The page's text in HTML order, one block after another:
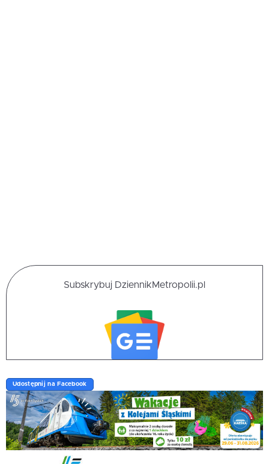
Subskrybuj DziennikMetropolii.pl
Udostępnij na Facebook